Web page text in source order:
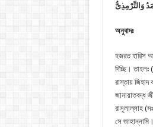
وَالتِّرْمِذِىُّ
অনুবাদঃ
হজরত হারিস
দিচ্ছি।
রাস্তায়
জামায়াতবদ্ধ
রাসূলাল্লাহ
সে